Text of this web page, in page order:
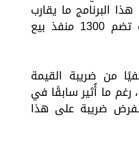
من هذا البرنامج ما يقارب
64 مليون مواطن، عبر شبكة تضم 1300 منفذ بيع
من ضريبة القيمة
رغم ما أُثير سابقًا في
ضريبة على هذا